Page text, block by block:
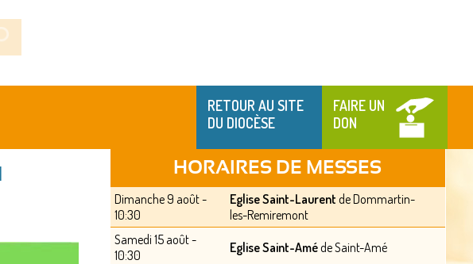
RETOUR AU SITE
DU DIOCÈSE
FAIRE UN
DON
HORAIRES DE MESSES
Dimanche 9 août -
10:30
Eglise Saint-Laurent de Dommartin-
les-Remiremont
Samedi 15 août -
10:30
Eglise Saint-Améde Saint-Amé